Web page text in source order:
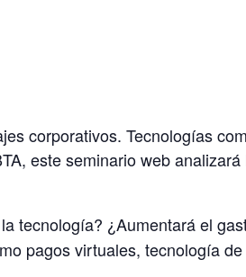
corporativos. Tecnologías
este seminario web
tecnología? ¿Aumentará el
pagos virtuales, tecnología